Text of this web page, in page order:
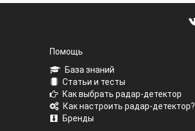
Помощь
База знаний
Статьи и тесты
Как выбрать радар-детектор
Как настроить радар-детектор?
Бренды